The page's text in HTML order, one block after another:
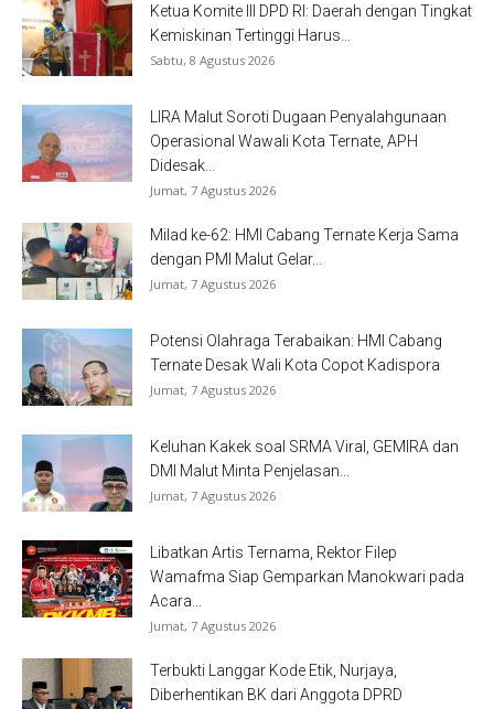
Ketua Komite III DPD RI: Daerah dengan Tingkat
Kemiskinan Tertinggi Harus...
Sabtu, 8 Agustus 2026
LIRA Malut Soroti Dugaan Penyalahgunaan
Operasional Wawali Kota Ternate, APH
Didesak...
Jumat, 7 Agustus 2026
Milad ke-62: HMI Cabang Ternate Kerja Sama
dengan PMI Malut Gelar...
Jumat, 7 Agustus 2026
Potensi Olahraga Terabaikan: HMI Cabang
Ternate Desak Wali Kota Copot Kadispora
Jumat, 7 Agustus 2026
Keluhan Kakek soal SRMA Viral, GEMIRA dan
DMI Malut Minta Penjelasan...
Jumat, 7 Agustus 2026
Libatkan Artis Ternama, Rektor Filep
Wamafma Siap Gemparkan Manokwari pada
Acara...
Jumat, 7 Agustus 2026
Terbukti Langgar Kode Etik, Nurjaya,
Diberhentikan BK dari Anggota DPRD